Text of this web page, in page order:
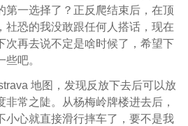
第一选择了？正反爬结束后，在顶
社恐的我没敢跟任何人搭话，现在
次再去说不定是啥时候了，希望下
吧。
地图，发现反放下去后可以放
常之陡。从杨梅岭牌楼进去后，
小心就直接滑行摔车了，要不是我